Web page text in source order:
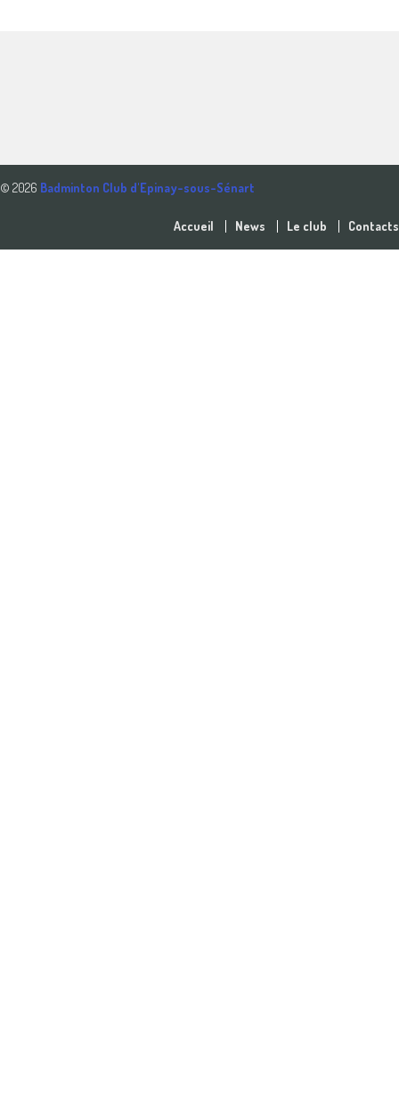
© 2026 Badminton Club d'Epinay-sous-Sénart
Accueil News Le club Contacts